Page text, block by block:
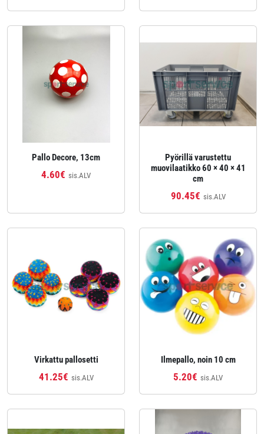
Pallo Decore, 13cm
4.60€ sis.ALV
Pyörillä varustettu
muovilaatikko 60 × 40 × 41
cm
90.45€ sis.ALV
Virkattu pallosetti
41.25€ sis.ALV
Ilmepallo, noin 10 cm
5.20€ sis.ALV